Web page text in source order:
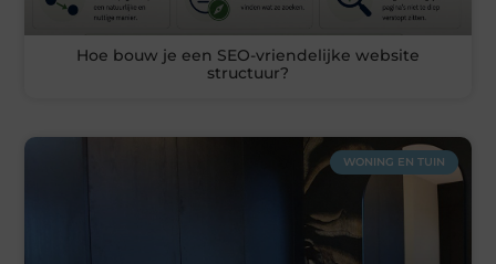
Hoe bouw je een SEO-vriendelijke website
structuur?
WONING EN TUIN